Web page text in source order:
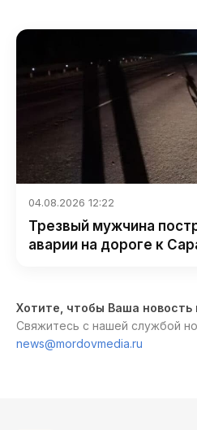
04.08.2026 12:22
Трезвый мужчина
аварии на дороге к
Хотите, чтобы Ваша новость
Свяжитесь с нашей службой
news@mordovmedia.ru